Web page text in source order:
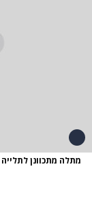
מתלה מתכוונן